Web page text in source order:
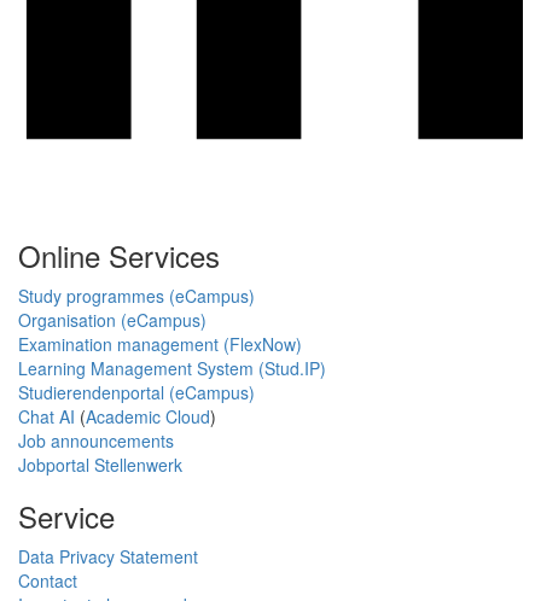
Online Services
Study programmes (eCampus)
Organisation (eCampus)
Examination management (FlexNow)
Learning Management System (Stud.IP)
Studierendenportal (eCampus)
Chat AI (Academic Cloud)
Job announcements
Jobportal Stellenwerk
Service
Data Privacy Statement
Contact